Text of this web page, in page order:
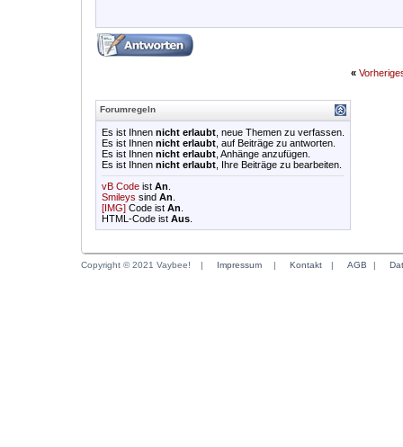
«
Forumregeln
Es ist Ihnen nicht erlaubt , neue Themen zu verfassen.
Es ist Ihnen nicht erlaubt , auf Beiträge zu antworten.
Es ist Ihnen nicht erlaubt , Anhänge anzufügen.
Es ist Ihnen nicht erlaubt , Ihre Beiträge zu bearbeiten.
vB Code ist An
Smileys sind An
[IMG] Code ist An
HTML-Code ist Aus
Copyright © 2021 Vaybee! | Impressum | Kontakt | AGB |